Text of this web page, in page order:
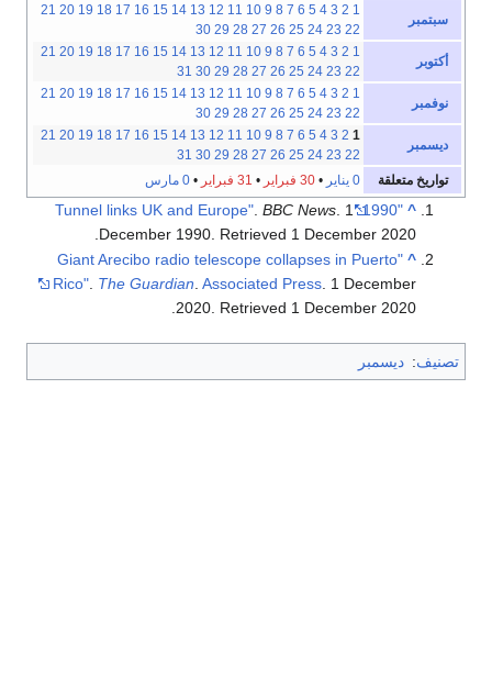
سبتمبر
1
2
3
4
5
6
7
8
9
10
11
12
13
14
15
16
17
18
19
20
21
22
23
24
25
26
27
28
29
30
أكتوبر
1
2
3
4
5
6
7
8
9
10
11
12
13
14
15
16
17
18
19
20
21
22
23
24
25
26
27
28
29
30
31
نوفمبر
1
2
3
4
5
6
7
8
9
10
11
12
13
14
15
16
17
18
19
20
21
22
23
24
25
26
27
28
29
30
ديسمبر
1
2
3
4
5
6
7
8
9
10
11
12
13
14
15
16
17
18
19
20
21
22
23
24
25
26
27
28
29
30
31
تواريخ متعلقة
0 يناير •30 فبراير • 31 فبراير •0 مارس
^
"1990: Tunnel links UK and Europe"
.BBC News . 1
December 1990 . Retrieved 1 December 2020
^
"Giant Arecibo radio telescope collapses in Puerto
Rico" The Guardian .Associated Press . 1 December
2020 . Retrieved 1 December 2020
تصنيف: ديسمبر